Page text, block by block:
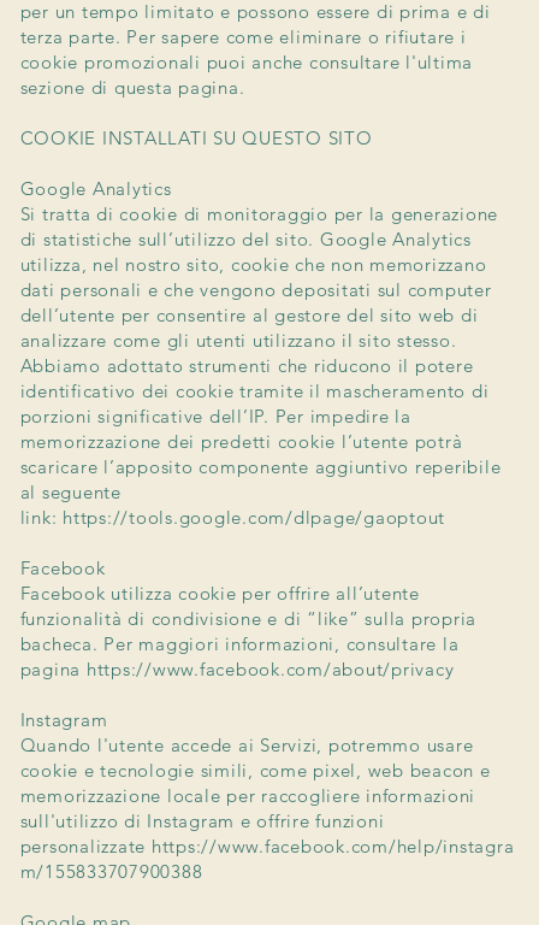
per un tempo limitato e possono essere di prima e di
terza parte. Per sapere come eliminare o rifiutare i
cookie promozionali puoi anche consultare l'ultima
sezione di questa pagina.
COOKIE INSTALLATI SU QUESTO SITO
Google Analytics
Si tratta di cookie di monitoraggio per la generazione
di statistiche sull’utilizzo del sito. Google Analytics
utilizza, nel nostro sito, cookie che non memorizzano
dati personali e che vengono depositati sul computer
dell’utente per consentire al gestore del sito web di
analizzare come gli utenti utilizzano il sito stesso.
Abbiamo adottato strumenti che riducono il potere
identificativo dei cookie tramite il mascheramento di
porzioni significative dell’IP. Per impedire la
memorizzazione dei predetti cookie l’utente potrà
scaricare l’apposito componente aggiuntivo reperibile
al seguente
link: https://tools.google.com/dlpage/gaoptout
Facebook
Facebook utilizza cookie per offrire all’utente
funzionalità di condivisione e di “like” sulla propria
bacheca. Per maggiori informazioni, consultare la
pagina https://www.facebook.com/about/privacy
Instagram
Quando l'utente accede ai Servizi, potremmo usare
cookie e tecnologie simili, come pixel, web beacon e
memorizzazione locale per raccogliere informazioni
sull'utilizzo di Instagram e offrire funzioni
personalizzate https://www.facebook.com/help/instagra
m/155833707900388